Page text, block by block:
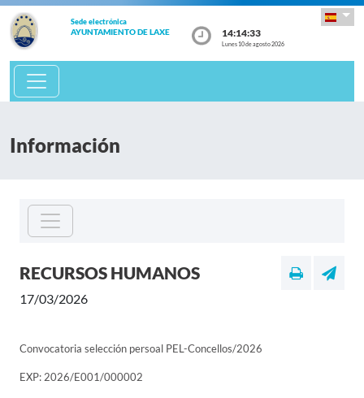
Sede electrónica
AYUNTAMIENTO DE LAXE 14:14:33
Lunes 10 de agosto 2026
Información
RECURSOS HUMANOS
17/03/2026
Convocatoria selección persoal PEL-Concellos/2026
EXP: 2026/E001/000002